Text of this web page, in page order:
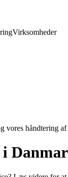
Virksomheder
håndtering
i